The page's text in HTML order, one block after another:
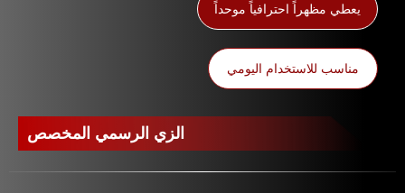
يعطي مظهراً احترافياً موحداً
مناسب للاستخدام اليومي
الزي الرسمي المخصص